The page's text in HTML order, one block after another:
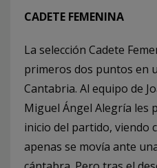
CADETE FEMENINA
La selección Cadete
primeros dos puntos en
Cantabria. Al equipo de
Miguel Ángel Alegría les
inicio del partido, viendo
apenas se movía ante